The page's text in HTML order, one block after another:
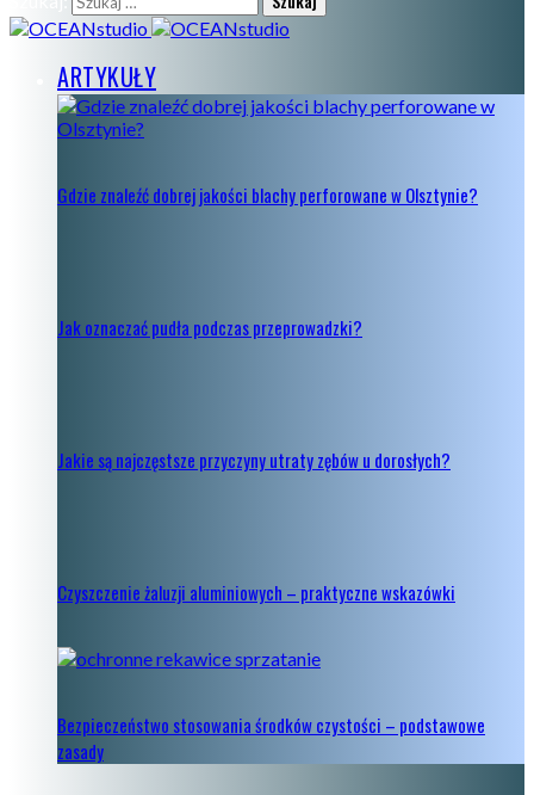
ARTYKUŁY
Gdzie znaleźć dobrej jakości blachy perforowane w Olsztynie?
Jak oznaczać pudła podczas przeprowadzki?
Jakie są najczęstsze przyczyny utraty zębów u dorosłych?
Czyszczenie żaluzji aluminiowych – praktyczne wskazówki
Bezpieczeństwo stosowania środków czystości – podstawowe
zasady